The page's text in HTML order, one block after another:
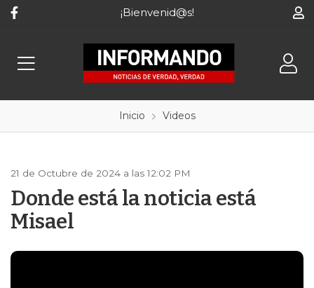
¡Bienvenid@s!
Inicio Videos
21 de Octubre de 2024 a las 12:02 PM
Donde está la noticia está
Misael